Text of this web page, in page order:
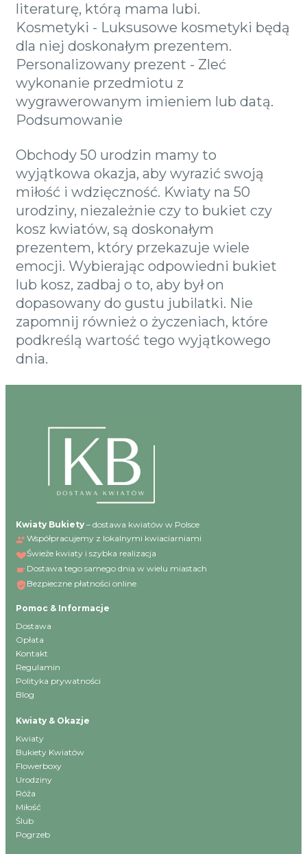
literaturę, którą mama lubi.
Kosmetyki - Luksusowe kosmetyki będą
dla niej doskonałym prezentem.
Personalizowany prezent - Zleć
wykonanie przedmiotu z
wygrawerowanym imieniem lub datą.
Podsumowanie
Obchody 50 urodzin mamy to
wyjątkowa okazja, aby wyrazić swoją
miłość i wdzięczność. Kwiaty na 50
urodziny, niezależnie czy to bukiet czy
kosz kwiatów, są doskonałym
prezentem, który przekazuje wiele
emocji. Wybierając odpowiedni bukiet
lub kosz, zadbaj o to, aby był on
dopasowany do gustu jubilatki. Nie
zapomnij również o życzeniach, które
podkreślą wartość tego wyjątkowego
dnia.
Kwiaty Bukiety – dostawa kwiatów w Polsce
Współpracujemy z lokalnymi kwiaciarniami
Świeże kwiaty i szybka realizacja
Dostawa tego samego dnia w wielu miastach
Bezpieczne płatności online
Pomoc & Informacje
Dostawa
Opłata
Kontakt
Regulamin
Polityka prywatności
Blog
Kwiaty & Okazje
Kwiaty
Bukiety Kwiatów
Flowerboxy
Urodziny
Róża
Miłość
Ślub
Pogrzeb